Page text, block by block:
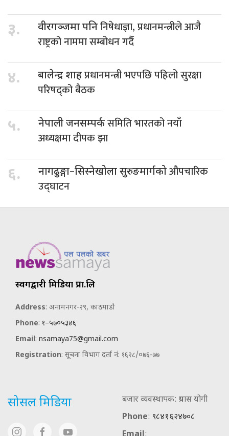
३. वीरगञ्जमा पनिनिषेधाज्ञा, प्रधानमन्त्रीले आजै
राष्ट्रको नाममा सम्बोधन गर्दै
४. बालेन्द्र शाहप्रधानमन्त्री भएपछि पहिलो सुरक्षा
परिषद्को बैठक
५. नेपाली जनसम्पर्कसमिति भारतको नयाँ
अध्यक्षमा दीपक झा
६. नागढुङ्गा–सिस्नेखोला सुरुङमार्गकोऔपचारिक
उद्घाटन
स्वर्गद्वारी मिडिया प्रा.लि
Address: अनामनगर-२९, काठमाडौ
Phone: १–५७०५३४६
Email: nsamaya75@gmail.com
Registration: सूचना विभाग दर्ता नं: १६२८/०७६-७७
सोसल मिडिया
बजार व्यवस्थापक: प्रयास योगी
Phone: ९८४१६२४७०८